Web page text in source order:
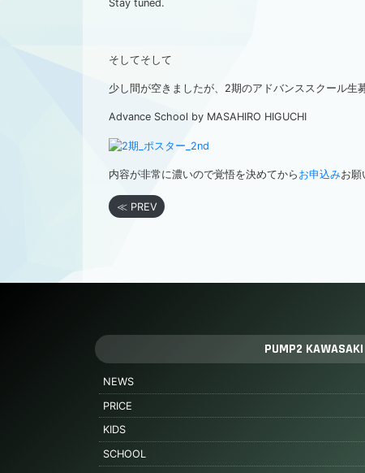
Stay tuned.
そしてそして
少し間が空きましたが、2期のアドバンススクール生
Advance School by MASAHIRO HIGUCHI
内容が非常に濃いので覚悟を決めてから お申込みお願
≪ PREV
PUMP2 KAWASAKI
NEWS
PRICE
KIDS
SCHOOL